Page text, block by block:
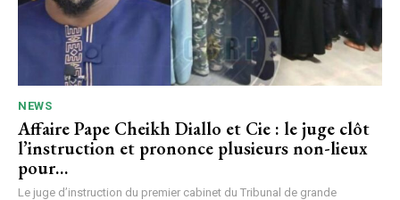
NEWS
Affaire Pape Cheikh Diallo et Cie : le juge clôt
l’instruction et prononce plusieurs non-lieux
pour…
Le juge d’instruction du premier cabinet du Tribunal de grande